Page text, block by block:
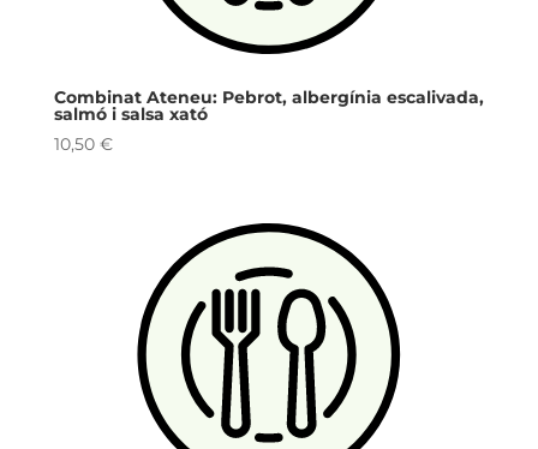
Combinat Ateneu: Pebrot, albergínia escalivada,
salmó i salsa xató
10,50 €